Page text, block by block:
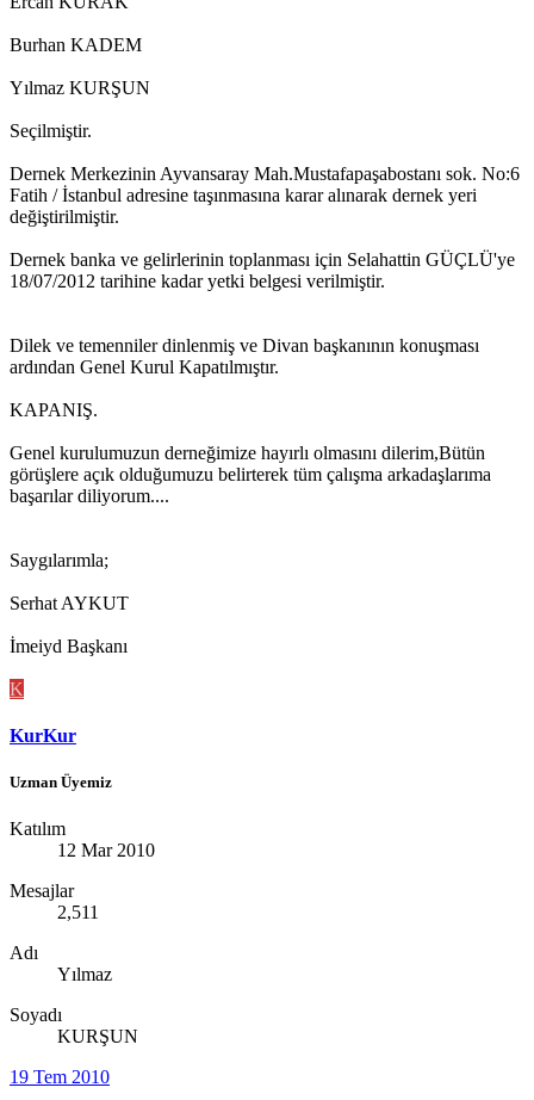
Burhan KADEM
Yılmaz KURŞUN
Seçilmiştir.
Dernek Merkezinin Ayvansaray Mah.Mustafapaşabostanı sok. No:6
Fatih / İstanbul adresine taşınmasına karar alınarak dernek yeri
değiştirilmiştir.
Dernek banka ve gelirlerinin toplanması için Selahattin GÜÇLÜ'ye
18/07/2012 tarihine kadar yetki belgesi verilmiştir.
Dilek ve temenniler dinlenmiş ve Divan başkanının konuşması
ardından Genel Kurul Kapatılmıştır.
KAPANIŞ.
Genel kurulumuzun derneğimize hayırlı olmasını dilerim,Bütün
görüşlere açık olduğumuzu belirterek tüm çalışma arkadaşlarıma
başarılar diliyorum....
Saygılarımla;
Serhat AYKUT
İmeiyd Başkanı
K
KurKur
Uzman Üyemiz
Katılım
12 Mar 2010
Mesajlar
2,511
Adı
Yılmaz
Soyadı
KURŞUN
19 Tem 2010